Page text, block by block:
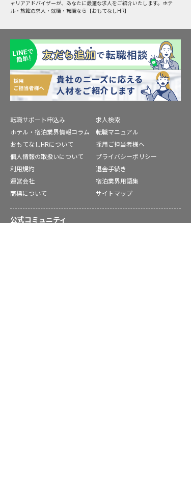
ャリアアドバイザーが、あなたに最適な求人をご紹介いたします。ホテ
ル・旅館の求人・就職・転職なら【おもてなしHR】
転職サポート申込み
求人検索
ホテル・宿泊業界情報コラム
転職マニュアル
おもてなしHRについて
採用ご担当者様へ
個人情報の取扱いについて
プライバシーポリシー
利用規約
退会手続き
運営会社
宿泊業界用語集
商標について
サイトマップ
公式コミュニティ